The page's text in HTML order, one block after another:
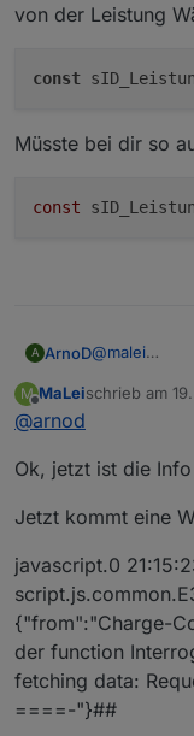
von der Leistung
const
Müsste bei dir so
const
A ArnoD@malei
von der
M
Offline
MaLeischrieb am
zuletzt
@arnod
Ok, jetzt ist die
Jetzt kommt eine
javascript.0
{"from":"Charge-
der function
fetching data:
====-"}##